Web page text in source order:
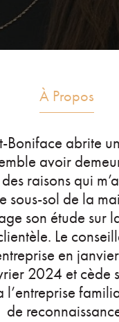
À Propos
Boniface abrite
avoir
raisons qui
sous-sol de la
son étude sur
Le
en
2024 et
de